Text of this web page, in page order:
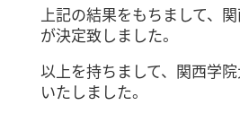
上記の結果をもちまして、
が決定致しました。
以上を持ちまして、関西学
いたしました。